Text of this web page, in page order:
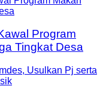
Program
Tingkat Desa